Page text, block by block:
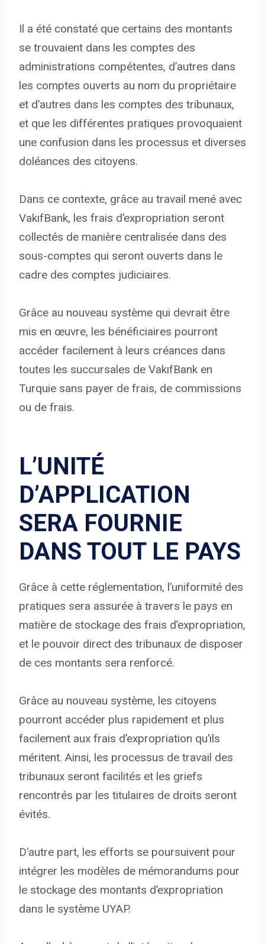
Il a été constaté que certains des montants
se trouvaient dans les comptes des
administrations compétentes, d’autres dans
les comptes ouverts au nom du propriétaire
et d’autres dans les comptes des tribunaux,
et que les différentes pratiques provoquaient
une confusion dans les processus et diverses
doléances des citoyens.
Dans ce contexte, grâce au travail mené avec
VakıfBank, les frais d’expropriation seront
collectés de manière centralisée dans des
sous-comptes qui seront ouverts dans le
cadre des comptes judiciaires.
Grâce au nouveau système qui devrait être
mis en œuvre, les bénéficiaires pourront
accéder facilement à leurs créances dans
toutes les succursales de VakıfBank en
Turquie sans payer de frais, de commissions
ou de frais.
L’UNITÉ
D’APPLICATION
SERA FOURNIE
DANS TOUT LE PAYS
Grâce à cette réglementation, l’uniformité des
pratiques sera assurée à travers le pays en
matière de stockage des frais d’expropriation,
et le pouvoir direct des tribunaux de disposer
de ces montants sera renforcé.
Grâce au nouveau système, les citoyens
pourront accéder plus rapidement et plus
facilement aux frais d’expropriation qu’ils
méritent. Ainsi, les processus de travail des
tribunaux seront facilités et les griefs
rencontrés par les titulaires de droits seront
évités.
D’autre part, les efforts se poursuivent pour
intégrer les modèles de mémorandums pour
le stockage des montants d’expropriation
dans le système UYAP.